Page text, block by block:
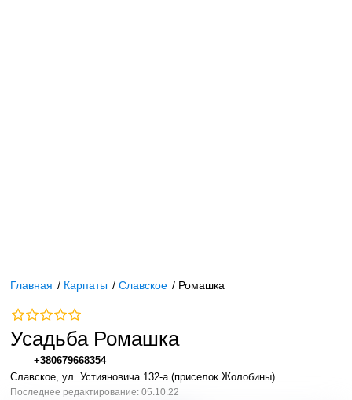
Главная / Карпаты /Славское / Ромашка
Усадьба Ромашка
+380679668354
Славское, ул. Устияновича 132-а (приселок Жолобины)
Последнее редактирование: 05.10.22